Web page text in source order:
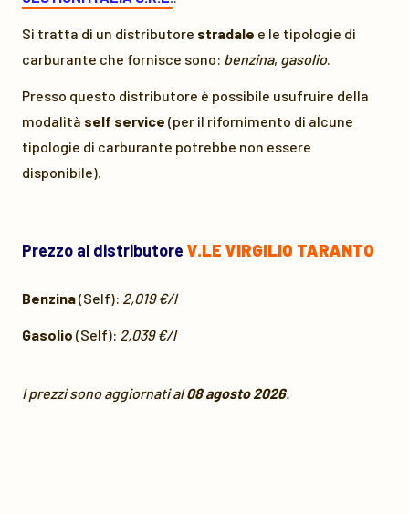
Si tratta di un distributore stradale e le tipologie di
carburante che fornisce sono: benzina, gasolio.
Presso questo distributore è possibile usufruire della
modalità self service (per il rifornimento di alcune
tipologie di carburante potrebbe non essere
disponibile).
Prezzo al distributore V.LE VIRGILIO TARANTO
Benzina(Self): 2,019 €/l
Gasolio (Self): 2,039 €/l
I prezzi sono aggiornati al08 agosto 2026.